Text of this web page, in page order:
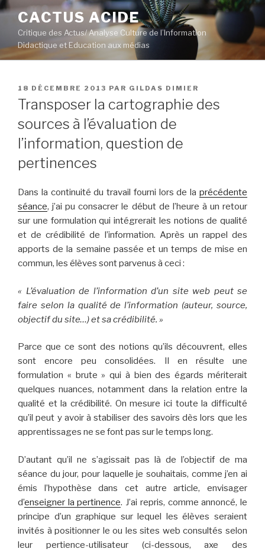
Aller
contenu
principal
CACTUS ACIDE
Critique des Actus/ Analyse Culture de l’Information
Didactique et Education aux médias
PUBLIÉ
LE
18 DÉCEMBRE 2013 PAR GILDAS DIMIER
Transposer la cartographie des
sources à l’évaluation de
l’information, question de
pertinences
Dans la continuité du travail fourni lors de la précédente
séance, j’ai pu consacrer le début de l’heure à un retour
sur une formulation qui intégrerait les notions de qualité
et de crédibilité de l’information. Après un rappel des
apports de la semaine passée et un temps de mise en
commun, les élèves sont parvenus à ceci :
« L’évaluation de l’information d’un site web peut se
faire selon la qualité de l’information (auteur, source,
objectif du site…) et sa crédibilité. »
Parce que ce sont des notions qu’ils découvrent, elles
sont encore peu consolidées. Il en résulte une
formulation « brute » qui à bien des égards mériterait
quelques nuances, notamment dans la relation entre la
qualité et la crédibilité. On mesure ici toute la difficulté
qu’il peut y avoir à stabiliser des savoirs dès lors que les
apprentissages ne se font pas sur le temps long.
D’autant qu’il ne s’agissait pas là de l’objectif de ma
séance du jour, pour laquelle je souhaitais, comme j’en ai
émis l’hypothèse dans cet autre article, envisager
d’enseigner la pertinence. J’ai repris, comme annoncé, le
principe d’un graphique sur lequel les élèves seraient
invités à positionner le ou les sites web consultés selon
leur pertience-utilisateur (ci-dessous, axe des